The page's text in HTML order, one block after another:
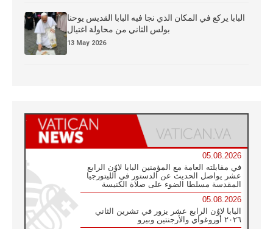
البابا يركع في المكان الذي نجا فيه البابا القديس يوحنا
بولس الثاني من محاولة اغتيال
13 May 2026
05.08.2026
في مقابلته العامة مع المؤمنين البابا لاوُن الرابع
عشر يواصل الحديث عن الدستور في الليتورجيا
المقدسة مسلطا الضوء على صلاة الكنيسة
05.08.2026
البابا لاوُن الرابع عشر يزور في تشرين الثاني
٢٠٢٦ أوروغواي والأرجنتين وبيرو